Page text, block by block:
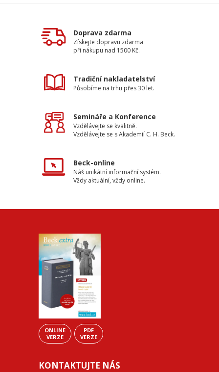
Doprava zdarma
Získejte dopravu zdarma
při nákupu nad 1500 Kč.
Tradiční nakladatelství
Působíme na trhu přes 30 let.
Semináře a Konference
Vzdělávejte se kvalitně.
Vzdělávejte se s Akademií C. H. Beck.
Beck-online
Náš unikátní informační systém.
Vždy aktuální, vždy online.
ONLINE
VERZE
PDF
VERZE
KONTAKTUJTE NÁS